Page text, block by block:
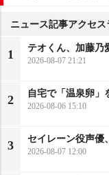
ニュース記事アクセ
1
テオくん、加藤乃
2026-08-07 21:21
2
自宅で「温泉卵」
2026-08-06 15:10
3
セイレーン役声優
2026-08-07 12:00